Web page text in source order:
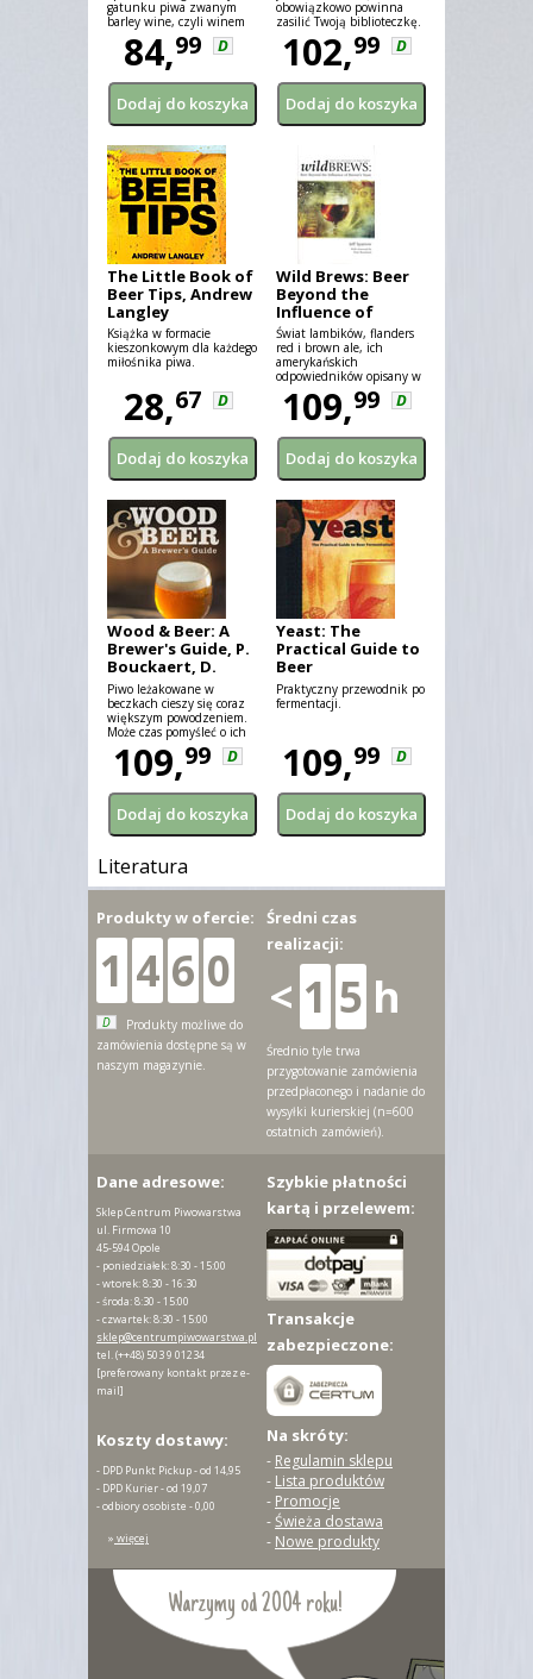
gatunku piwa zwanym
barley wine, czyli winem
jęczmiennym. Autorzy
dzielą się sekretami
procesu warzenia tego
chmielowego i zarazem
słodkiego trunku.
84,99 D
obowiązkowo powinna
zasilić Twoją biblioteczkę.
Od smakowitych kotletów
marynowanych w
cytrusowym IPA do jabłek
Amber Ale i karmelu.
102,99 D
The Little Book of
Beer Tips, Andrew
Langley
Książka w formacie
kieszonkowym dla każdego
miłośnika piwa.
28,67 D
Wild Brews: Beer
Beyond the
Influence of
Brewer’s Yeast,
Jeff Sparrow
Świat lambików, flanders
red i brown ale, ich
amerykańskich
odpowiedników opisany w
przystępny sposób.
Piwowarzy odnajdą tutaj
szczegółowe opisy metod,
procedur piwowarskich
wyjątkowych piw.
109,99 D
Wood & Beer: A
Brewer's Guide, P.
Bouckaert, D.
Cantwell
Piwo leżakowane w
beczkach cieszy się coraz
większym powodzeniem.
Może czas pomyśleć o ich
zastosowaniu w Waszych
browarach domowych?
109,99 D
Yeast: The
Practical Guide to
Beer
Fermentation,
Chris White, Jamil
Praktyczny przewodnik po
fermentacji.
109,99 D
Literatura
Warzymy od 2004 roku!
Produkty w ofercie:
1 4 6 0
D
Produkty możliwe do
zamówienia dostępne są w
naszym magazynie.
Średni czas
realizacji:
< 1 5 h
Średnio tyle trwa
przygotowanie zamówienia
przedpłaconego i nadanie do
wysyłki kurierskiej (n=600
ostatnich zamówień).
Dane adresowe:
Sklep Centrum Piwowarstwa
ul. Firmowa 10
45-594 Opole
- poniedziałek: 8:30 - 15:00
- wtorek: 8:30 - 16:30
- środa: 8:30 - 15:00
- czwartek: 8:30 - 15:00
sklep@centrumpiwowarstwa.pl
tel. (++48) 503 9 01234
[preferowany kontakt przez e-
mail]
Szybkie płatności
kartą i przelewem:
Transakcje
zabezpieczone:
Koszty dostawy:
- DPD Punkt Pickup - od 14,95
- DPD Kurier - od 19,07
- odbiory osobiste - 0,00
» więcej
Na skróty:
- Regulamin sklepu
- Lista produktów
- Promocje
-Świeża dostawa
- Nowe produkty